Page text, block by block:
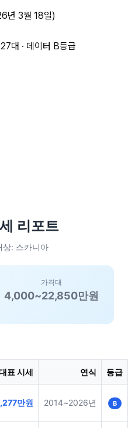
년 3월 18일)
대 · 데이터 B등급
리포트
: 스카니아
가격대
4,000~22,850만원
표 시세 연식 등급
만원 2014~2026년 B